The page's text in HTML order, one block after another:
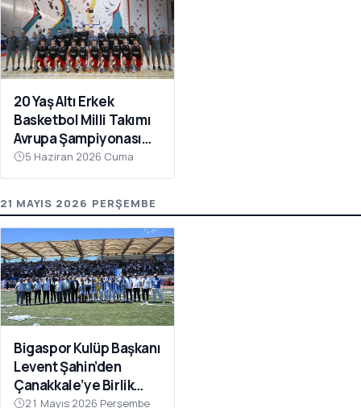
20 Yaş Altı Erkek
Basketbol Milli Takımı
Avrupa Şampiyonası
Hazırlıkları İçin
Çanakkale’de Kampa
5 Haziran 2026 Cuma
21 MAYIS 2026 PERŞEMBE
Bigaspor Kulüp Başkanı
Levent Şahin’den
Çanakkale’ye Birlik
Çağrısı
21 Mayıs 2026 Perşembe